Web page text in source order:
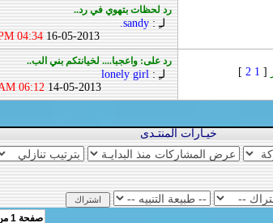
رد لحظات بتهوي في رد..
لـِ :sandy.
16-05-2013
04:34 PM
[
1
2
]
رد على: واعجبا.... لخيانتكم بني الب..
لـِ :lonely girl
14-05-2013
06:12 AM
خيـارات المنتـدى
صفحة 1 من 62